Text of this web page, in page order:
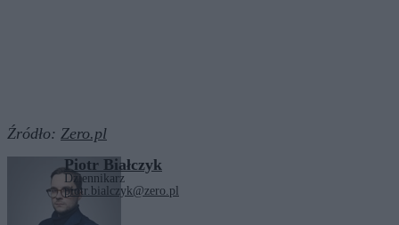
Źródło: Zero.pl
Piotr Białczyk
Dziennikarz
piotr.bialczyk@zero.pl